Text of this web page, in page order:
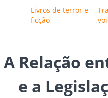
Livros de terror e
ficção
A Relação
e a